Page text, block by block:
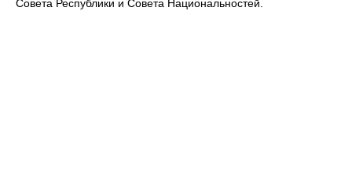
Совета Республики и Совета Национальностей.